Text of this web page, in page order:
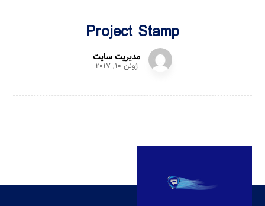
Project Stamp
مدیریت سایت
ژوئن ۱۰, ۲۰۱۷